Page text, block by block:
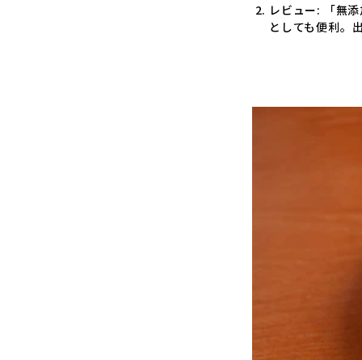
レビュー: 「無
としても便利。